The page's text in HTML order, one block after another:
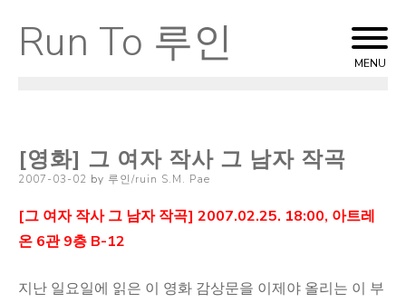
Skip
to
Run To 루인 MENU
[영화] 그 여자 작사 그 남자 작곡
Posted
2007-03-02 by 루인/ruin S.M. Pae
[그 여자 작사 그 남자 작곡] 2007.02.25. 18:00, 아트레
온 6관 9층 B-12
지난 일요일에 읽은 이 영화 감상문을 이제야 올리는 이 부